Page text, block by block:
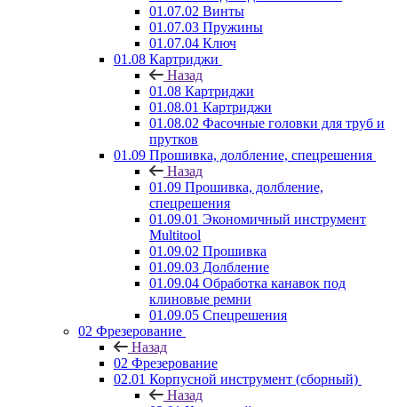
01.07.02 Винты
01.07.03 Пружины
01.07.04 Ключ
01.08 Картриджи
Назад
01.08 Картриджи
01.08.01 Картриджи
01.08.02 Фасочные головки для труб и
прутков
01.09 Прошивка, долбление, спецрешения
Назад
01.09 Прошивка, долбление,
спецрешения
01.09.01 Экономичный инструмент
Multitool
01.09.02 Прошивка
01.09.03 Долбление
01.09.04 Обработка канавок под
клиновые ремни
01.09.05 Спецрешения
02 Фрезерование
Назад
02 Фрезерование
02.01 Корпусной инструмент (сборный)
Назад